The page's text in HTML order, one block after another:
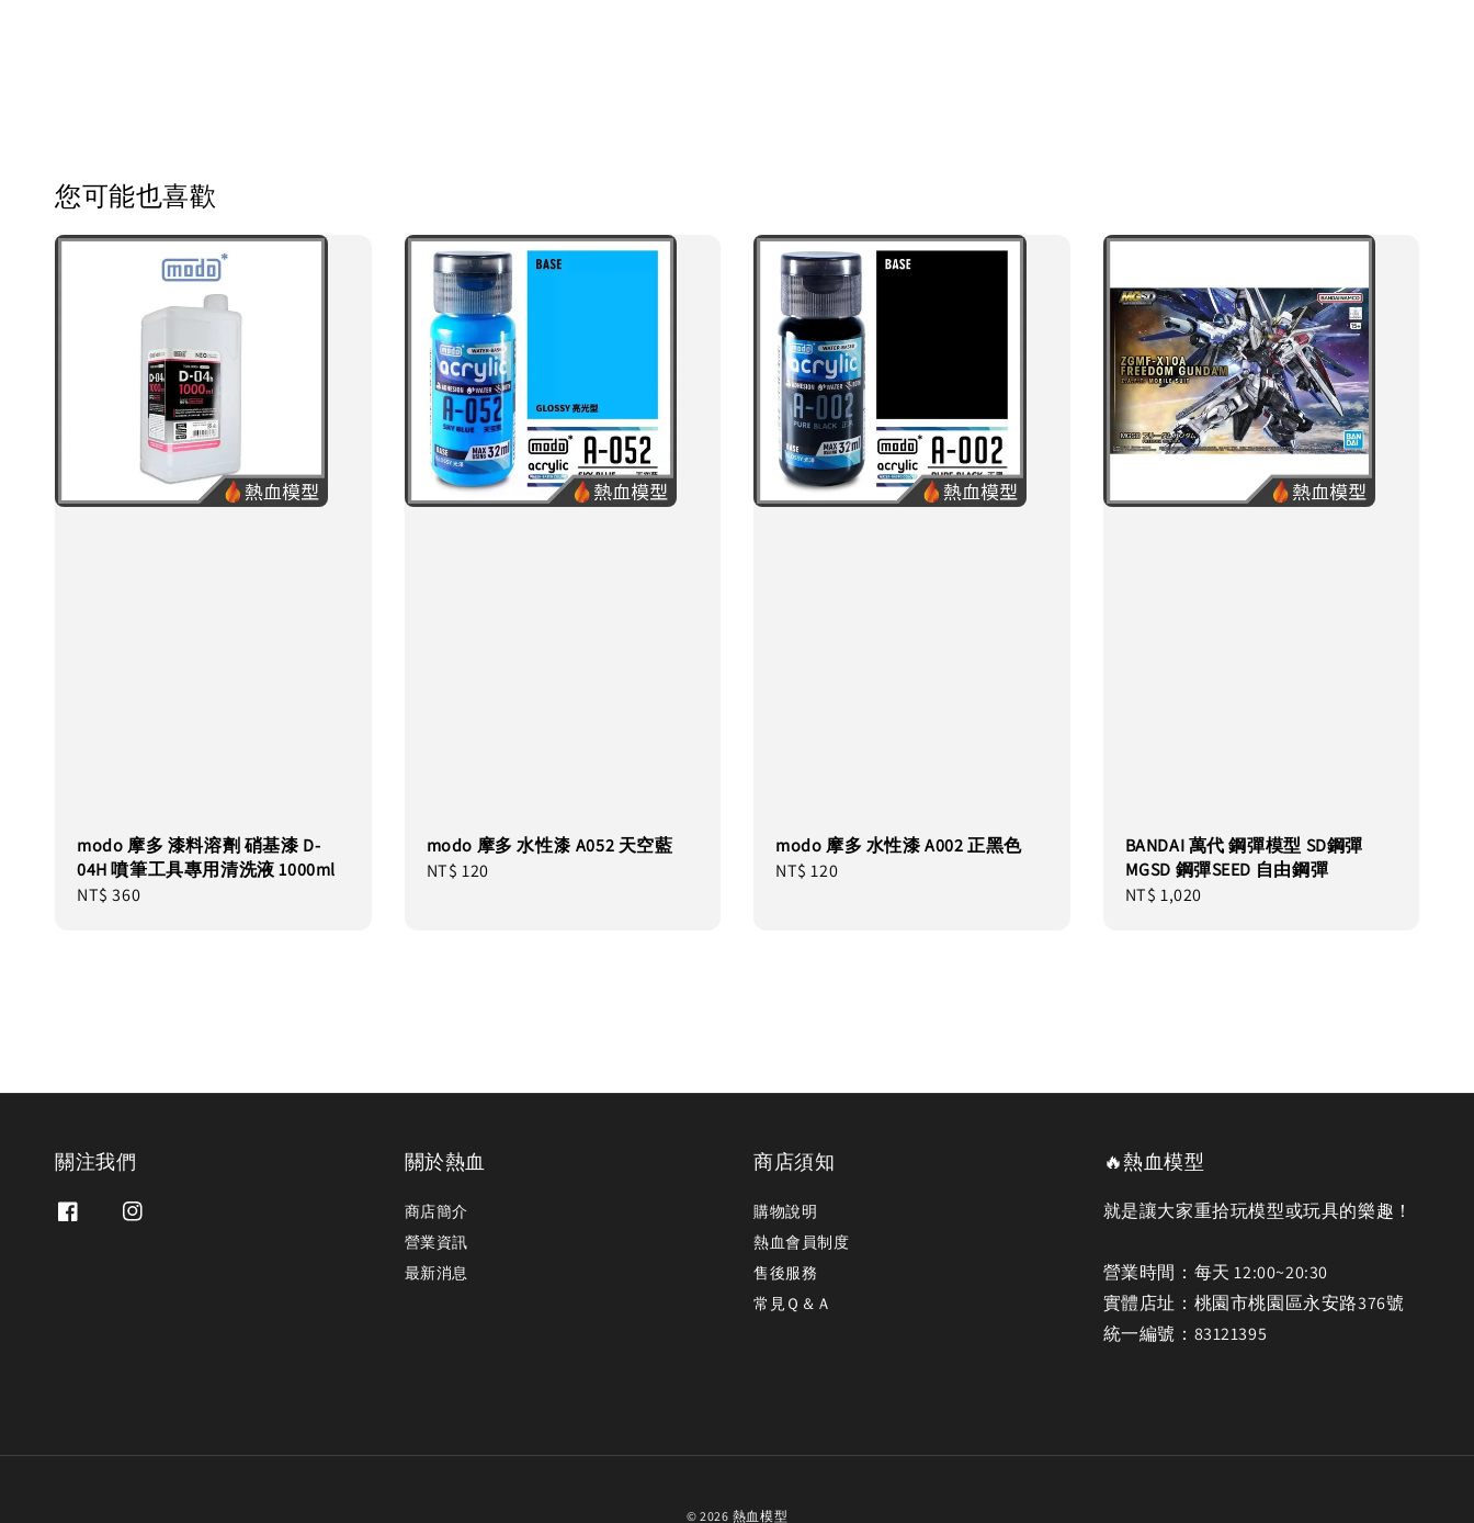
您可能也喜歡
modo 摩多 漆料溶劑 硝基漆 D-
04H 噴筆工具專用清洗液 1000ml
Regular
NT$ 360
modo 摩多 水性漆 A052 天空藍
Regular
NT$ 120
modo 摩多 水性漆 A002 正黑色
Regular
NT$ 120
BANDAI 萬代 鋼彈模型 SD鋼彈
MGSD 鋼彈SEED 自由鋼彈
Regular
NT$ 1,020
關注我們 關於熱血
商店簡介
營業資訊
最新消息
商店須知
購物說明
熱血會員制度
售後服務
常見Ｑ＆Ａ
🔥熱血模型
就是讓大家重拾玩模型或玩具的樂趣！
營業時間：每天 12:00~20:30
實體店址：桃園市桃園區永安路376號
統一編號：83121395
© 2026 熱血模型